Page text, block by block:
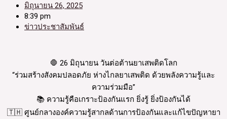
มิถุนายน 26, 2025
8:39 pm
ข่าวประชาสัมพันธ์
🛑 26 มิถุนายน วันต่อต้านยาเสพติดโลก
“ร่วมสร้างสังคมปลอดภัย ห่างไกลยาเสพติด ด้วยพลังความรู้และ
ความร่วมมือ”
📚 ความรู้คือเกราะป้องกันแรก ยิ่งรู้ ยิ่งป้องกันได้
🇹🇭 ศูนย์กลางองค์ความรู้สากลด้านการป้องกันและแก้ไขปัญหายา